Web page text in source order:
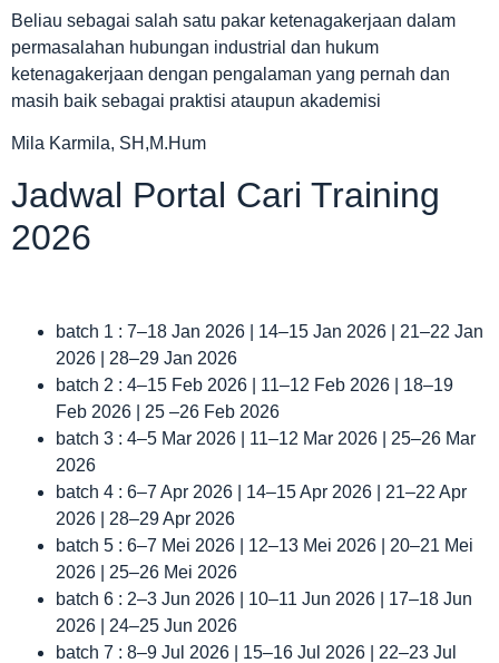
Beliau sebagai salah satu pakar ketenagakerjaan dalam
permasalahan hubungan industrial dan hukum
ketenagakerjaan dengan pengalaman yang pernah dan
masih baik sebagai praktisi ataupun akademisi
Mila Karmila, SH,M.Hum
Jadwal Portal Cari Training
2026
batch 1 : 7–18 Jan 2026 | 14–15 Jan 2026 | 21–22 Jan
2026 | 28–29 Jan 2026
batch 2 : 4–15 Feb 2026 | 11–12 Feb 2026 | 18–19
Feb 2026 | 25 –26 Feb 2026
batch 3 : 4–5 Mar 2026 | 11–12 Mar 2026 | 25–26 Mar
2026
batch 4 : 6–7 Apr 2026 | 14–15 Apr 2026 | 21–22 Apr
2026 | 28–29 Apr 2026
batch 5 : 6–7 Mei 2026 | 12–13 Mei 2026 | 20–21 Mei
2026 | 25–26 Mei 2026
batch 6 : 2–3 Jun 2026 | 10–11 Jun 2026 | 17–18 Jun
2026 | 24–25 Jun 2026
batch 7 : 8–9 Jul 2026 | 15–16 Jul 2026 | 22–23 Jul